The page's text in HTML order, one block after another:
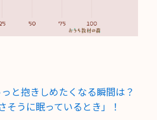
と抱きしめたくなる瞬間は？
そうに眠っているとき」！